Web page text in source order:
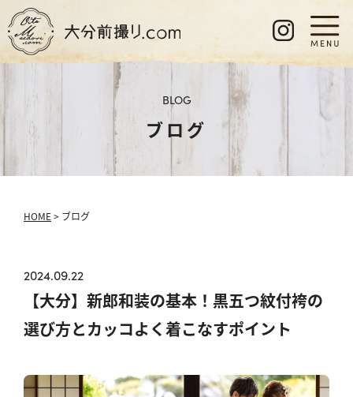
BLOG
ブログ
HOME> ブログ
2024.09.22
【大分】新郎和装の基本！黒五つ紋付袴の
選び方とカッコよく着こなすポイント